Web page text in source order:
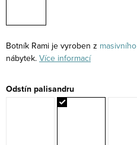
Botník Rami je vyroben z masivního
nábytek. Více informací
Odstín palisandru